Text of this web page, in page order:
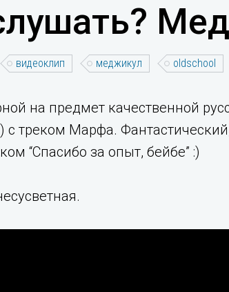
видеоклип меджикул oldschool
на предмет качественной
с треком Марфа.
“Спасибо за опыт, бейбе” :)